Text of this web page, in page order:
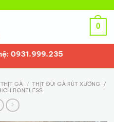
0
THỊT GÀ / THỊT ĐÙI GÀ RÚT XƯƠNG /
BONELESS